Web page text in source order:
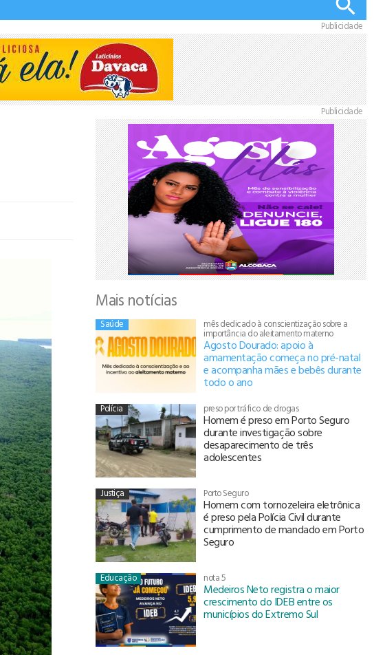
Publicidade
Publicidade
Mais notícias
Saúde mês dedicado à conscientização sobre a
importância do aleitamento materno
Agosto Dourado: apoio à
amamentação começa no pré-natal
e acompanha mães e bebês durante
todo o ano
Polícia preso por tráfico de drogas
Homem é preso em Porto Seguro
durante investigação sobre
desaparecimento de três
adolescentes
Justiça Porto Seguro
Homem com tornozeleira eletrônica
é preso pela Polícia Civil durante
cumprimento de mandado em Porto
Seguro
Educação nota 5
Medeiros Neto registra o maior
crescimento do IDEB entre os
municípios do Extremo Sul